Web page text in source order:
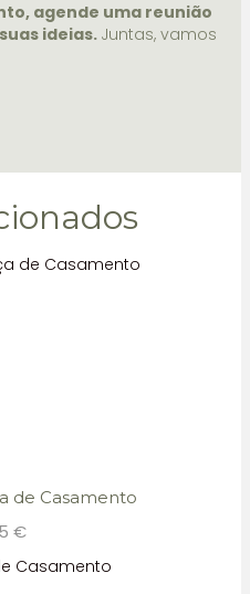
agende uma reunião
ideias. Juntas, vamos
de Casamento
€